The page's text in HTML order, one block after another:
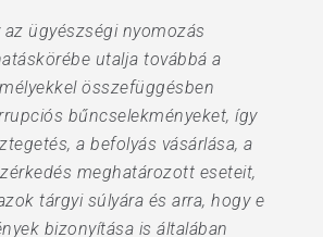
ügyészségi nyomozás
utalja továbbá a
összefüggésben
bűncselekményeket, így
a befolyás vásárlása, a
meghatározott eseteit,
tárgyi súlyára és arra, hogy e
bizonyítása is általában